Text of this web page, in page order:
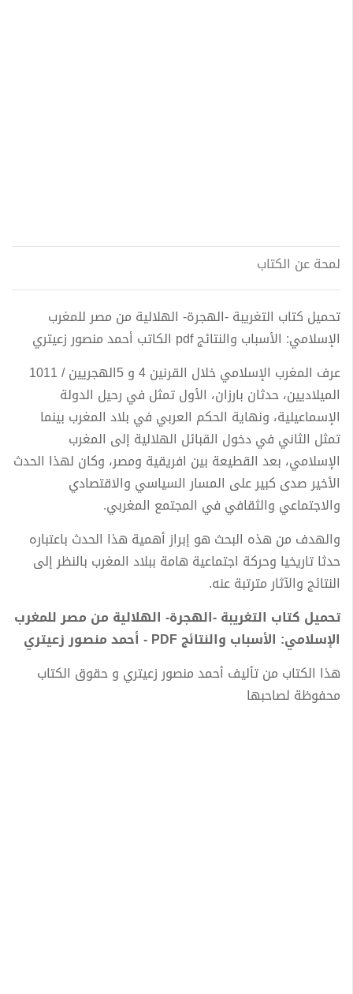
لمحة عن الكتاب
تحميل كتاب التغريبة -الهجرة- الهلالية من مصر للمغرب
الإسلامي: الأسباب والنتائج pdf الكاتب أحمد منصور زعيتري
عرف المغرب الإسلامي خلال القرنين 4 و 5الهجريين / 1011
الميلاديين، حدثان بارزان، الأول تمثل في رحيل الدولة
الإسماعيلية، ونهاية الحكم العربي في بلاد المغرب بينما
تمثل الثاني في دخول القبائل الهلالية إلى المغرب
الإسلامي، بعد القطيعة بين افريقية ومصر، وكان لهذا الحدث
الأخير صدى كبير على المسار السياسي والاقتصادي
والاجتماعي والثقافي في المجتمع المغربي.
والهدف من هذه البحث هو إبراز أهمية هذا الحدث باعتباره
حدثا تاريخيا وحركة اجتماعية هامة ببلاد المغرب بالنظر إلى
النتائج والآثار مترتبة عنه.
تحميل كتاب التغريبة -الهجرة- الهلالية من مصر للمغرب
الإسلامي: الأسباب والنتائج PDF - أحمد منصور زعيتري
هذا الكتاب من تأليف أحمد منصور زعيتري و حقوق الكتاب
محفوظة لصاحبها